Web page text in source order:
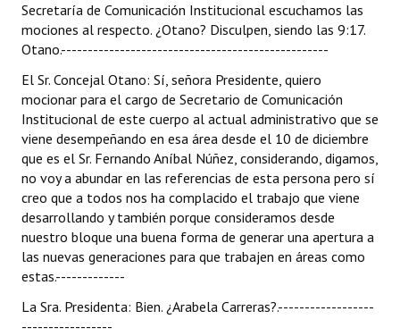
Actas de Sesión
Informes de Unidad Coordinadora
Ejecución Presupuestaria
Actas de Audiencias Públicas
NORMATIVA
Comunicaciones
Declaraciones
Resoluciones
Resoluciones de Presidencia
Secretaría de Comunicación Institucional escuchamos las
mociones al respecto. ¿Otano? Disculpen, siendo las 9:17.
Otano.--------------------------------------------------
El Sr. Concejal Otano: Sí, señora Presidente, quiero
mocionar para el cargo de Secretario de Comunicación
Institucional de este cuerpo al actual administrativo que se
viene desempeñando en esa área desde el 10 de diciembre
que es el Sr. Fernando Aníbal Núñez, considerando, digamos,
no voy a abundar en las referencias de esta persona pero sí
creo que a todos nos ha complacido el trabajo que viene
desarrollando y también porque consideramos desde
nuestro bloque una buena forma de generar una apertura a
las nuevas generaciones para que trabajen en áreas como
estas.-------------
La Sra. Presidenta: Bien. ¿Arabela Carreras?.------------------
-----------------